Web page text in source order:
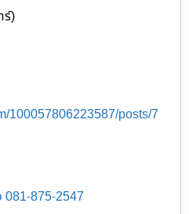
ร์)
100057806223587/posts/7
875-2547